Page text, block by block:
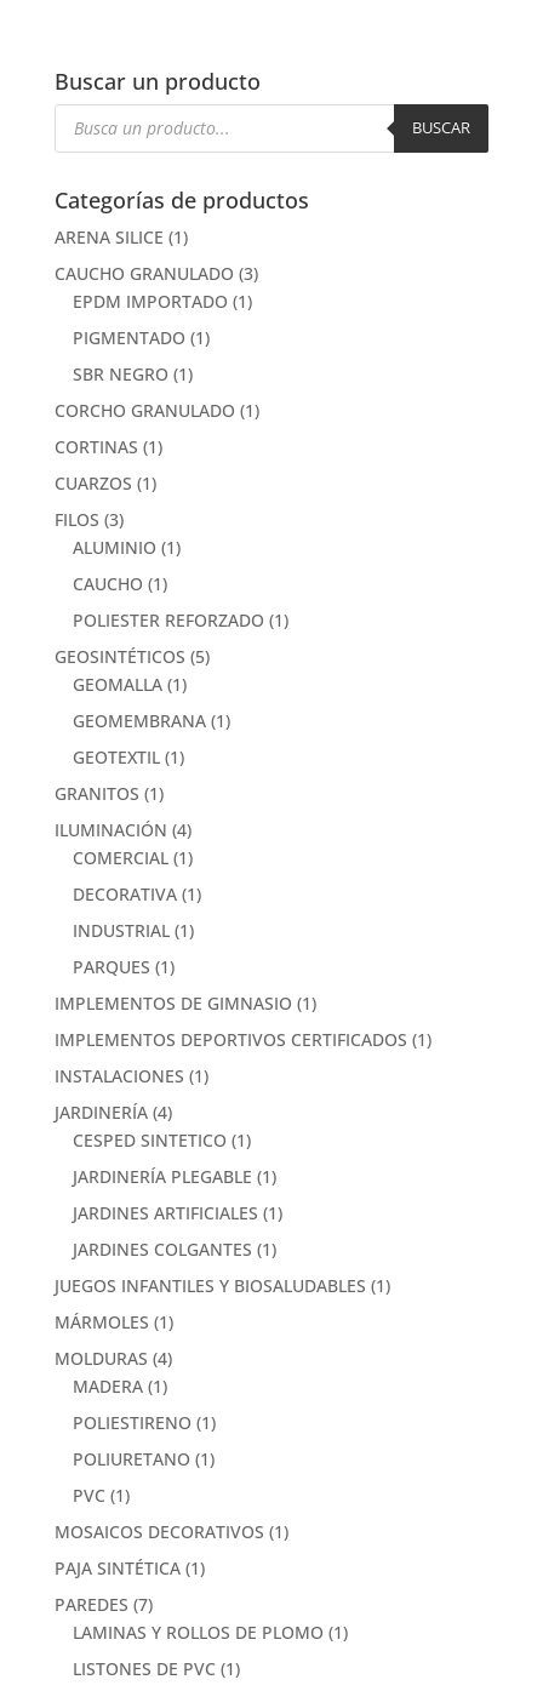
Buscar un producto
Búsqueda
BUSCAR
Categorías de productos
ARENA SILICE (1)
CAUCHO GRANULADO (3)
EPDM IMPORTADO (1)
PIGMENTADO (1)
SBR NEGRO (1)
CORCHO GRANULADO (1)
CORTINAS (1)
CUARZOS (1)
FILOS (3)
ALUMINIO (1)
CAUCHO (1)
POLIESTER REFORZADO (1)
GEOSINTÉTICOS (5)
GEOMALLA (1)
GEOMEMBRANA (1)
GEOTEXTIL (1)
GRANITOS (1)
ILUMINACIÓN (4)
COMERCIAL (1)
DECORATIVA (1)
INDUSTRIAL (1)
PARQUES (1)
IMPLEMENTOS DE GIMNASIO (1)
IMPLEMENTOS DEPORTIVOS CERTIFICADOS (1)
INSTALACIONES (1)
JARDINERÍA (4)
CESPED SINTETICO (1)
JARDINERÍA PLEGABLE (1)
JARDINES ARTIFICIALES (1)
JARDINES COLGANTES (1)
JUEGOS INFANTILES Y BIOSALUDABLES (1)
MÁRMOLES (1)
MOLDURAS (4)
MADERA (1)
POLIESTIRENO (1)
POLIURETANO (1)
PVC (1)
MOSAICOS DECORATIVOS (1)
PAJA SINTÉTICA (1)
PAREDES (7)
LAMINAS Y ROLLOS DE PLOMO (1)
LISTONES DE PVC (1)